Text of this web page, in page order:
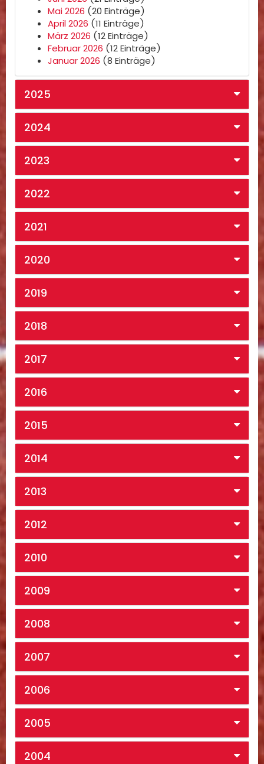
Mai 2026 (20 Einträge)
April 2026 (11 Einträge)
März 2026 (12 Einträge)
Februar 2026 (12 Einträge)
Januar 2026 (8 Einträge)
2025
2024
2023
2022
2021
2020
2019
2018
2017
2016
2015
2014
2013
2012
2010
2009
2008
2007
2006
2005
2004